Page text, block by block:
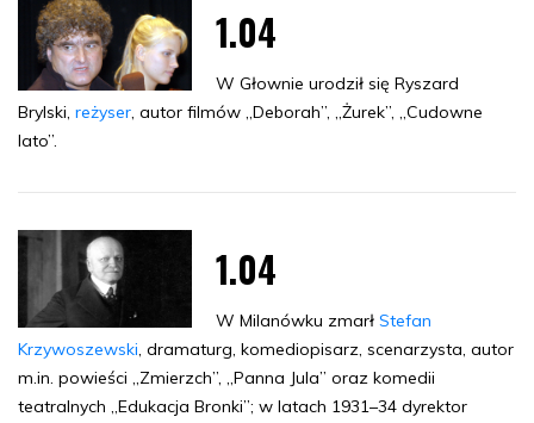
1.04
W Głownie urodził się Ryszard
Brylski, reżyser, autor filmów „Deborah”, „Żurek”, „Cudowne
lato”.
1.04
W Milanówku zmarłStefan
Krzywoszewski, dramaturg, komediopisarz, scenarzysta, autor
m.in. powieści „Zmierzch”, „Panna Jula” oraz komedii
teatralnych „Edukacja Bronki”; w latach 1931–34 dyrektor